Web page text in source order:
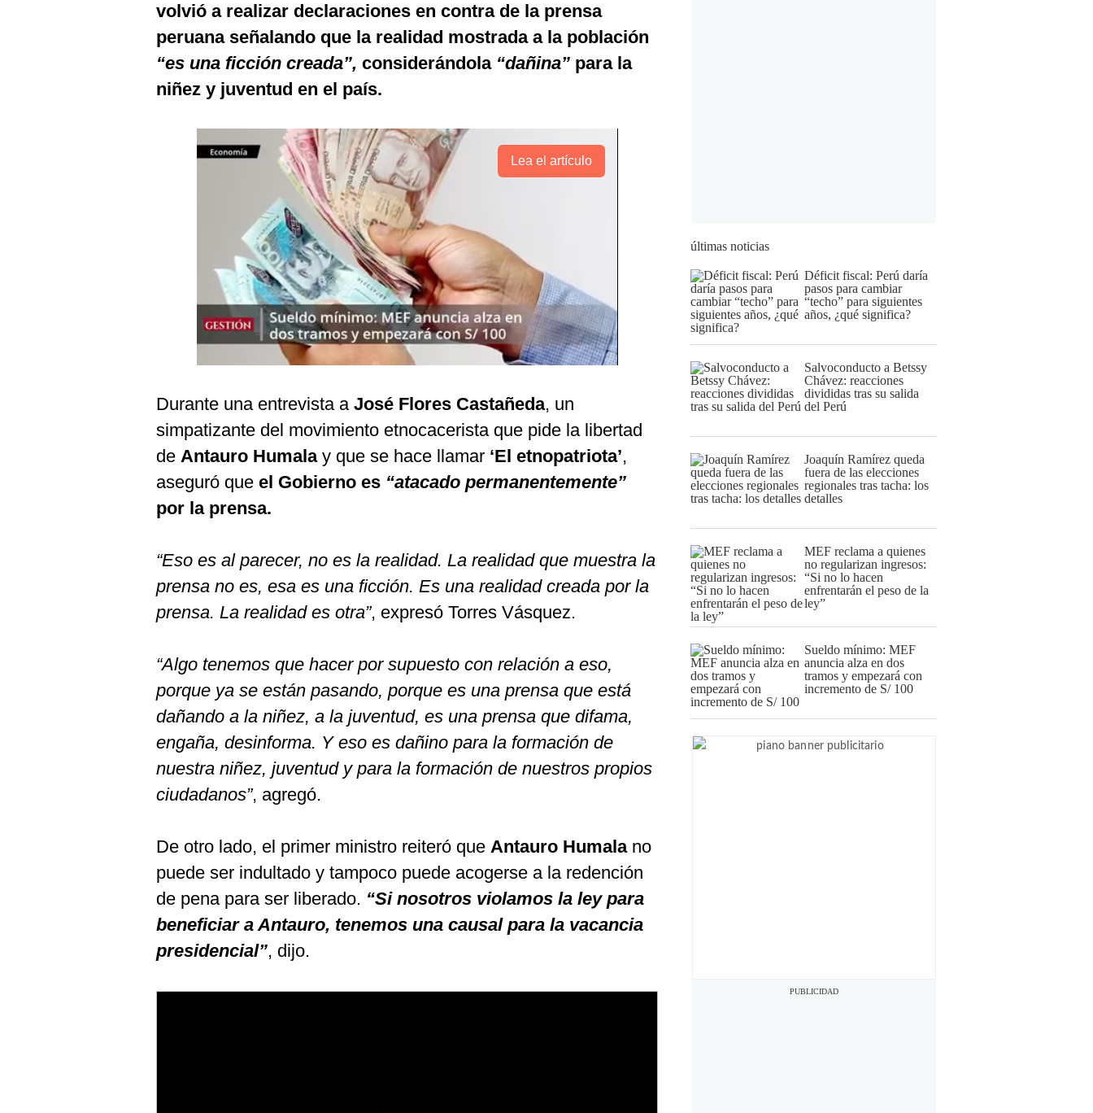
volvió a realizar declaraciones en contra de la prensa
peruana señalando que la realidad mostrada a la población
“es una ficción creada”, considerándola “dañina” para la
niñez y juventud en el país.
Lea el artículo
Durante una entrevista a José Flores Castañeda, un
simpatizante del movimiento etnocacerista que pide la libertad
de Antauro Humala y que se hace llamar ‘El etnopatriota’,
aseguró que el Gobierno es “atacado permanentemente”
por la prensa.
“Eso es al parecer, no es la realidad. La realidad que muestra la
prensa no es, esa es una ficción. Es una realidad creada por la
prensa. La realidad es otra”, expresó Torres Vásquez.
“Algo tenemos que hacer por supuesto con relación a eso,
porque ya se están pasando, porque es una prensa que está
dañando a la niñez, a la juventud, es una prensa que difama,
engaña, desinforma. Y eso es dañino para la formación de
nuestra niñez, juventud y para la formación de nuestros propios
ciudadanos”, agregó.
De otro lado, el primer ministro reiteró que Antauro Humala no
puede ser indultado y tampoco puede acogerse a la redención
de pena para ser liberado. “Si nosotros violamos la ley para
beneficiar a Antauro, tenemos una causal para la vacancia
presidencial”, dijo.
últimas noticias
Déficit fiscal: Perú daría
pasos para cambiar
“techo” para siguientes
años, ¿qué significa?
Salvoconducto a Betssy
Chávez: reacciones
divididas tras su salida
del Perú
Joaquín Ramírez queda
fuera de las elecciones
regionales tras tacha: los
detalles
MEF reclama a quienes
no regularizan ingresos:
“Si no lo hacen
enfrentarán el peso de la
ley”
Sueldo mínimo: MEF
anuncia alza en dos
tramos y empezará con
incremento de S/ 100